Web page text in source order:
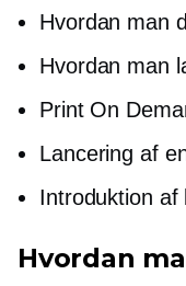
Hvordan man
Hvordan man
Print On
Lancering af
Introduktion
Hvordan